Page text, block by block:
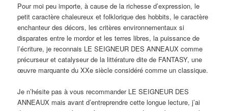
Pour moi peu importe, à cause de la richesse d’expression, le
petit caractère chaleureux et folklorique des hobbits, le caractère
enchanteur des décors, les critères environnementaux si
disparates entre le mordor et les terres libres, la puissance de
l’écriture, je reconnais LE SEIGNEUR DES ANNEAUX comme
précurseur et catalyseur de la littérature dite de FANTASY, une
œuvre marquante du XXe siècle considéré comme un classique.
Je n’hésite pas à vous recommander LE SEIGNEUR DES
ANNEAUX mais avant d’entreprendre cette longue lecture, j’ai